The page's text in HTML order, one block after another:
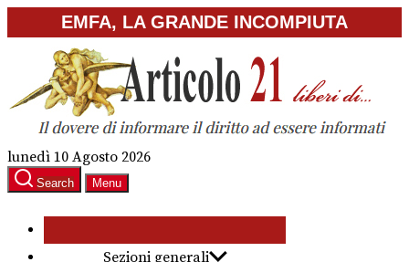
to
content
EMFA, LA GRANDE INCOMPIUTA
lunedì 10 Agosto 2026
Search Menu
Sezioni generali